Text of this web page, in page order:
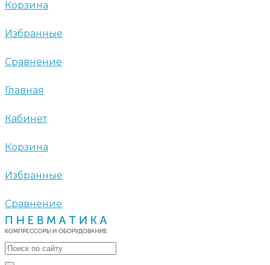
Корзина
Избранные
Сравнение
Главная
Кабинет
Корзина
Избранные
Сравнение